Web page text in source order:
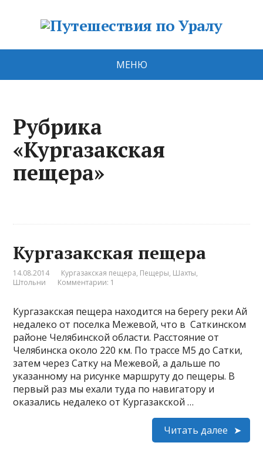
МЕНЮ
Рубрика
«Кургазакская
пещера»
Кургазакская пещера
14.08.2014 Кургазакская пещера, Пещеры, Шахты,
Штольни
Комментарии: 1
Кургазакская пещера находится на берегу реки Ай
недалеко от поселка Межевой, что в Саткинском
районе Челябинской области. Расстояние от
Челябинска около 220 км. По трассе М5 до Сатки,
затем через Сатку на Межевой, а дальше по
указанному на рисунке маршруту до пещеры. В
первый раз мы ехали туда по навигатору и
оказались недалеко от Кургазакской …
Читать далее